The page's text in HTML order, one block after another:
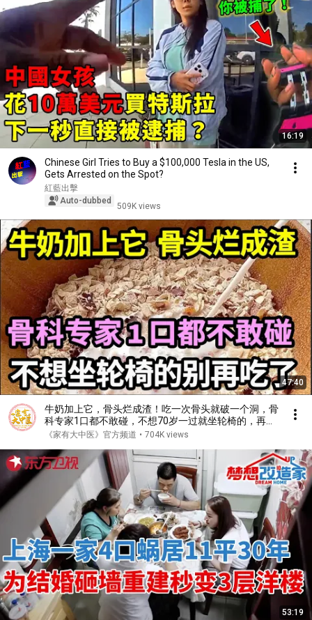
16:19
Chinese Girl Tries to Buy a $100,000 Tesla in the US,
Gets Arrested on the Spot?
紅藍出擊
Auto-dubbed
509K views
47:40
牛奶加上它，骨头烂成渣！吃一次骨头就破一个洞，骨
科专家1口都不敢碰，不想70岁一过就坐轮椅的，再喜
欢都要忌口！【家庭大医生】
《家有大中医》官方频道 • 704K views
53:19